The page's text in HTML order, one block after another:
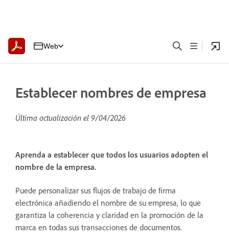
Web
Establecer nombres de empresa
Última actualización el 9/04/2026
Aprenda a establecer que todos los usuarios adopten el
nombre de la empresa.
Puede personalizar sus flujos de trabajo de firma
electrónica añadiendo el nombre de su empresa, lo que
garantiza la coherencia y claridad en la promoción de la
marca en todas sus transacciones de documentos.